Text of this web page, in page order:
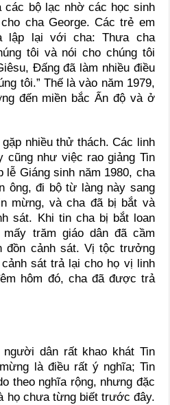
các bộ lạc nhờ các học sinh
cha George. Các trẻ em
lập lại với cha: Thưa cha
tôi và nói cho chúng tôi
Đấng đã làm nhiều điều
tôi.” Thế là vào năm 1979,
đến miền bắc Ấn độ và ở
nhiều thử thách. Các linh
cũng như việc rao giảng Tin
lễ Giáng sinh năm 1980, cha
ông, đi bộ từ làng này sang
mừng, và cha đã bị bắt và
sát. Khi tin cha bị bắt loan
trăm giáo dân đã cầm
đồn cảnh sát. Vị tộc trưởng
sát trả lại cho họ vị linh
hôm đó, cha đã được trả
người dân rất khao khát Tin
là điều rất ý nghĩa; Tin
theo nghĩa rộng, nhưng đặc
họ chưa từng biết trước đây.